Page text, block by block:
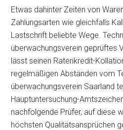
Etwas dahinter Zeiten von
Zahlungsarten wie gleichfalls
Lastschrift beliebte Wege.
überwachungsverein geprüftes
lässt seinen Ratenkredit-
regelmäßigen Abständen vom
überwachungsverein Saarland
Hauptuntersuchung-
nachfolgende Prüfer, auf diese
höchsten Qualitätsansprüchen